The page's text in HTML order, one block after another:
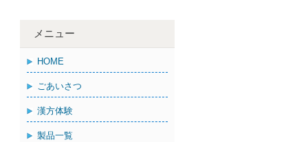
メニュー
HOME
ごあいさつ
漢方体験
製品一覧